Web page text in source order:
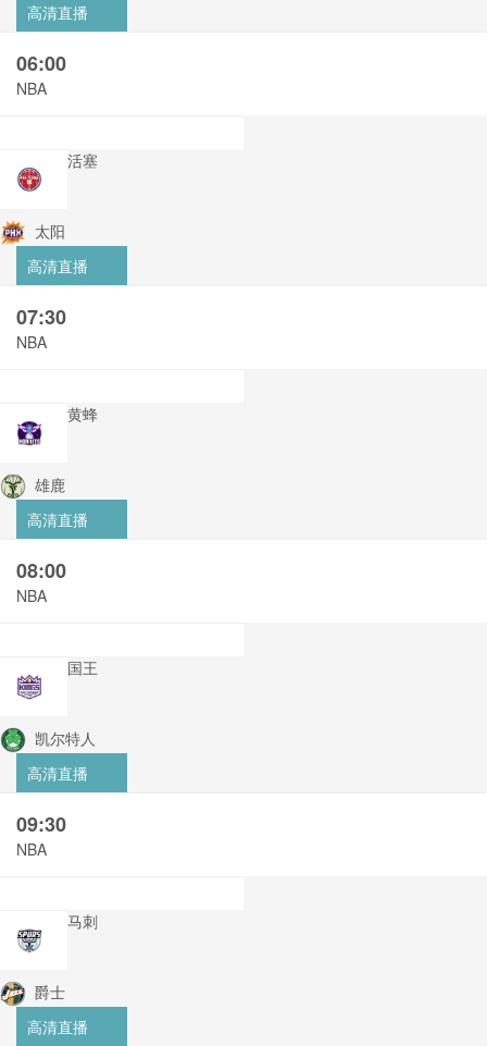
高清直播
06:00
NBA
活塞
太阳
高清直播
07:30
NBA
黄蜂
雄鹿
高清直播
08:00
NBA
国王
凯尔特人
高清直播
09:30
NBA
马刺
爵士
高清直播